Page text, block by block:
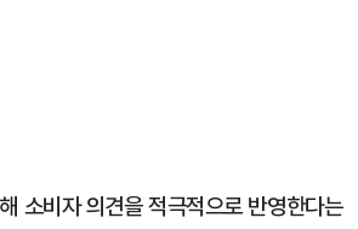
소비자 의견을 적극적으로 반영한다는